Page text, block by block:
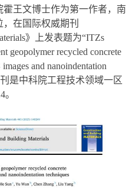
王文博士作为第一作者，南
在国际权威期刊
》上发表题为“ITZs
geopolymer recycled concrete
and nanoindentation
是中科院工程技术领域一区
。